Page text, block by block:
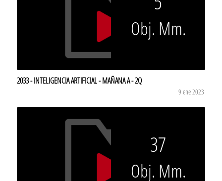
Obj. Mm.
2033 - INTELIGENCIA ARTIFICIAL - MAÑANA A - 2Q
9 ene 2023
37
Obj. Mm.